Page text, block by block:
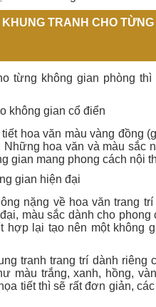
TRANH CHO
từng không gian phòng
không gian cổ điển
hoa văn màu vàng đồng
hoa văn và màu sắc
gian mang phong cách nội
gian hiện đại
nặng về hoa văn trang
màu sắc dành cho
hợp lại tạo nên một không
tranh trang trí dành riêng
màu trắng, xanh, hồng,
tiết thì sẽ rất đơn giản,